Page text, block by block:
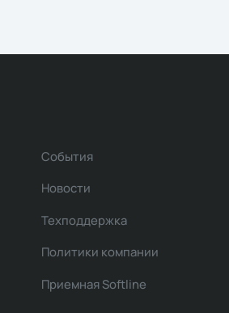
События
Новости
Техподдержка
Политики компании
Приемная Softline